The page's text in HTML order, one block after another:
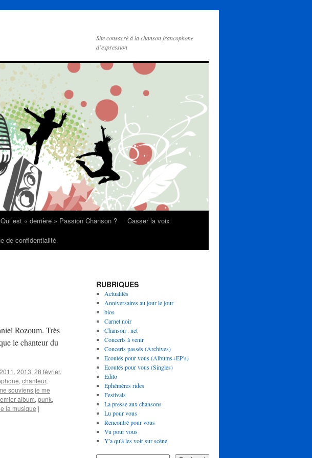
Site consacré à la chanson francophone
d’expression
est « derrière » Passion Chanson ?
Casser la voix
de confidentialité
Rozoum. Très
le chanteur du
2011 , 2013, 28 février,
, chanteur,
souviens je me
album, punk,
la musique |
RUBRIQUES
Actualités
Anniversaires au jour le jour
bios
Carnet noir
Chanson . net
Concerts à venir
Concerts passés (Archives)
Ecoutés pour vous (Albums+EP's)
Ecoutés pour vous (Singles)
Edito
Ephémères rides
Festivals
La presse aux chansons
Lu pour vous
Rencontré pour vous
Vu pour vous
Y'a qu'à les voir sur scène